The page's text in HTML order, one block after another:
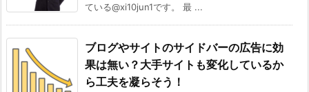
ている@xi10jun1です。 最 ...
ブログやサイトのサイドバーの広告に効
果は無い？大手サイトも変化しているか
ら工夫を凝らそう！